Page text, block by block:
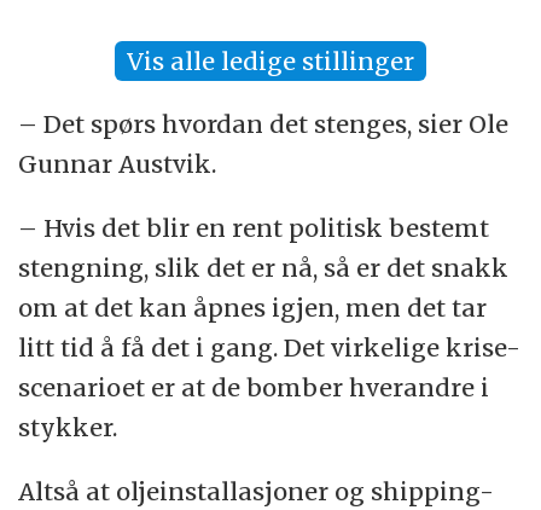
Vis alle ledige stillinger
– Det spørs hvordan det stenges, sier Ole
Gunnar Austvik.
– Hvis det blir en rent politisk bestemt
stengning, slik det er nå, så er det snakk
om at det kan åpnes igjen, men det tar
litt tid å få det i gang. Det virkelige krise-
scenarioet er at de bomber hverandre i
stykker.
Altså at oljeinstallasjoner og shipping-